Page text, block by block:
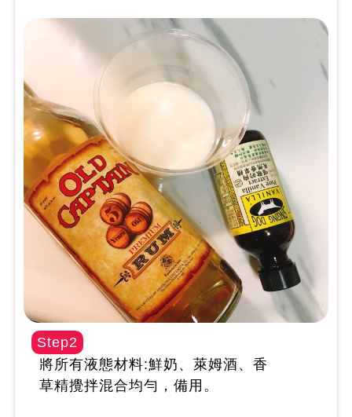
Step2
將所有液態材料:鮮奶、萊姆酒、香
草精攪拌混合均勻，備用。